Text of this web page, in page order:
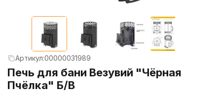
Артикул:00000031989
Печь для бани Везувий "Чёрная
Пчёлка" Б/В